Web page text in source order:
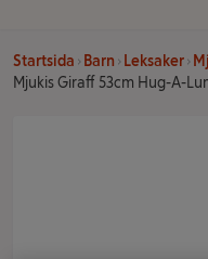
Startsida Barn Leksaker
Mjukis Giraff 53cm Hug-A-